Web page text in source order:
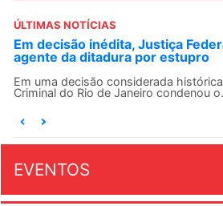
ÚLTIMAS NOTÍCIAS
Em decisão inédita, Justiça
agente da ditadura por estupro
Em uma decisão considerada
Criminal do Rio de Janeiro condenou
EVENTOS